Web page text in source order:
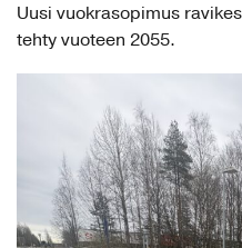
Uusi vuokrasopimus
tehty vuoteen 2055.